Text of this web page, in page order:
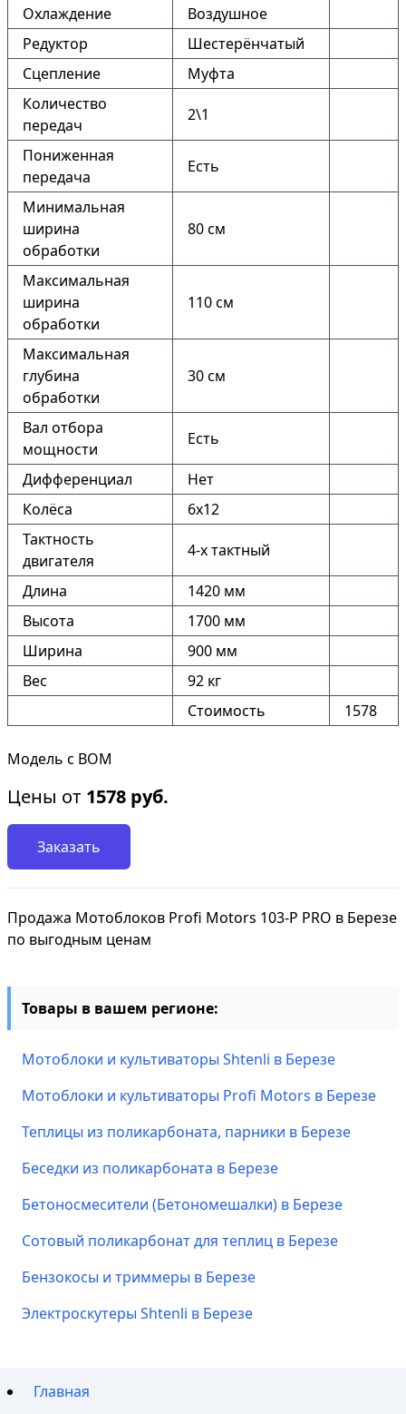
Охлаждение
Воздушное
Редуктор
Шестерёнчатый
Сцепление
Муфта
Количество
передач
2\1
Пониженная
передача
Есть
Минимальная
ширина
обработки
80 см
Максимальная
ширина
обработки
110 см
Максимальная
глубина
обработки
30 см
Вал отбора
мощности
Есть
Дифференциал
Нет
Колёса
6х12
Тактность
двигателя
4-х тактный
Длина
1420 мм
Высота
1700 мм
Ширина
900 мм
Вес
92 кг
Стоимость
1578
Модель с ВОМ
Цены от 1578 руб.
Заказать
Продажа Мотоблоков Profi Motors 103-P PRO в Березе
по выгодным ценам
Товары в вашем регионе:
Мотоблоки и культиваторы Shtenli в Березе
Мотоблоки и культиваторы Profi Motors в Березе
Теплицы из поликарбоната, парники в Березе
Беседки из поликарбоната в Березе
Бетоносмесители (Бетономешалки) в Березе
Сотовый поликарбонат для теплиц в Березе
Бензокосы и триммеры в Березе
Электроскутеры Shtenli в Березе
Главная